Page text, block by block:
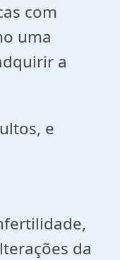
com
uma
a
e
da